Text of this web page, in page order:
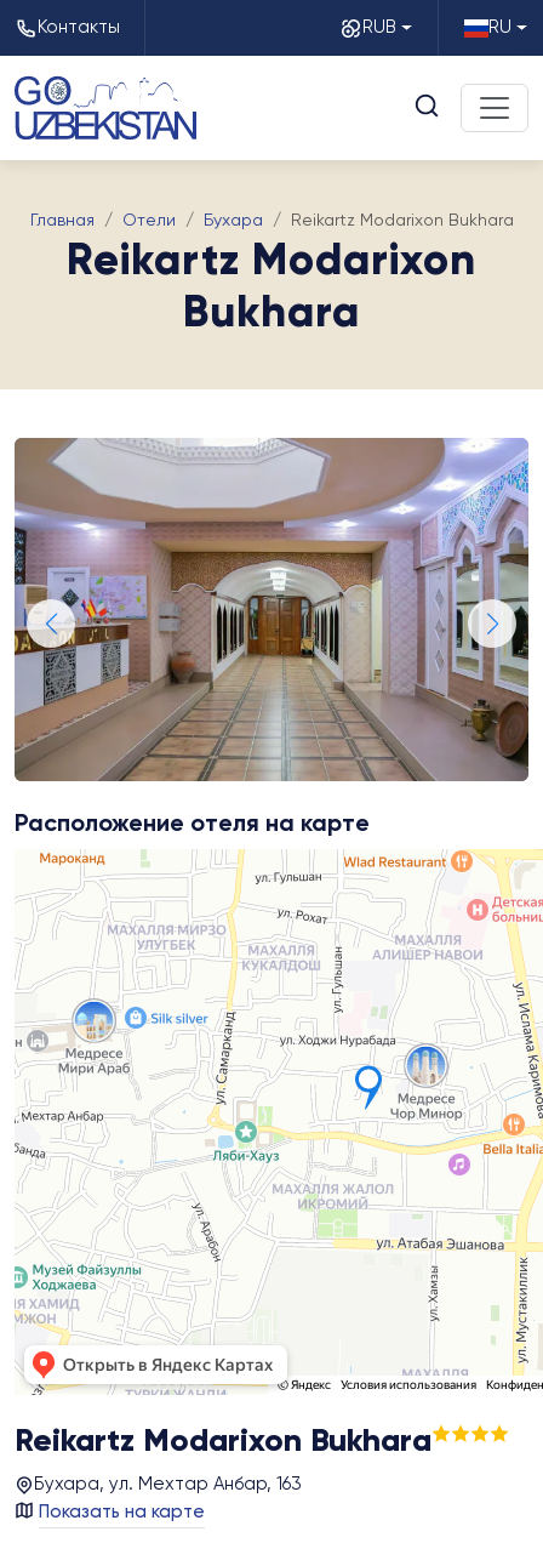
Контакты RUB RU
Главная Отели Бухара Reikartz Modarixon Bukhara
Reikartz Modarixon
Bukhara
Расположение отеля на карте
Reikartz Modarixon Bukhara
Бухара, ул. Мехтар Анбар, 163
Показать на карте